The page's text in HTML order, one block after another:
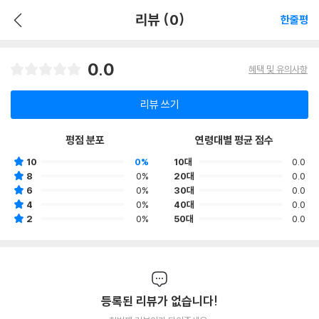
리뷰 (0) 한줄평
0.0 혜택 및 유의사항
리뷰 쓰기
평점 분포
10
0%
8
0%
6
0%
4
0%
2
0%
연령대별 평균 점수
10대
0.0
20대
0.0
30대
0.0
40대
0.0
50대
0.0
등록된 리뷰가 없습니다!